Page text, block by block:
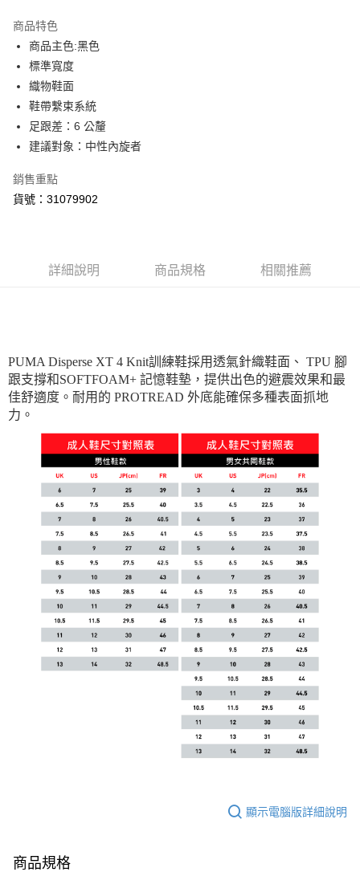
街口支付
悠遊付
Google Pay
貨到付款
宅配(離島恕不配送)
每筆NT$180
商品特色
商品主色:黑色
標準寬度
織物鞋面
鞋帶繫束系統
足跟差：6 公釐
建議對象：中性內旋者
銷售重點
貨號：31079902
詳細說明 商品規格 相關推薦
PUMA Disperse XT 4 Knit訓練鞋採用透氣針織鞋面、 TPU 腳
跟支撐和SOFTFOAM+ 記憶鞋墊，提供出色的避震效果和最
佳舒適度。耐用的 PROTREAD 外底能確保多種表面抓地
力。
顯示電腦版詳細說明
商品規格